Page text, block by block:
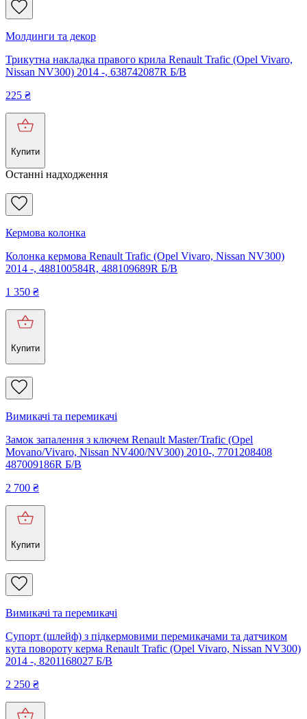
Молдинги та декор
Трикутна накладка правого крила Renault Trafic (Opel Vivaro,
Nissan NV300) 2014 -, 638742087R Б/В
225 ₴
Купити
Останні надходження
Кермова колонка
Колонка кермова Renault Trafic (Opel Vivaro, Nissan NV300)
2014 -, 488100584R, 488109689R Б/В
1 350 ₴
Купити
Вимикачі та перемикачі
Замок запалення з ключем Renault Master/Trafic (Opel
Movano/Vivaro, Nissan NV400/NV300) 2010-, 7701208408
487009186R Б/В
2 700 ₴
Купити
Вимикачі та перемикачі
Супорт (шлейф) з підкермовими перемикачами та датчиком
кута повороту керма Renault Trafic (Opel Vivaro, Nissan NV300)
2014 -, 8201168027 Б/В
2 250 ₴